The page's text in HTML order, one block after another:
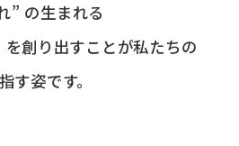
” の​生まれる
を​創り出すことが​私たちの​
す姿です。​